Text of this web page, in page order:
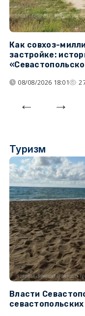
Как совхоз-
застройке:
08/08/2026 18:01
Туризм
Власти